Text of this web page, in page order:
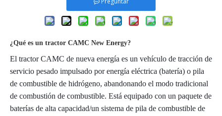
¿Qué es un tractor CAMC New Energy?
El tractor CAMC de nueva energía es un vehículo de tracción de
servicio pesado impulsado por energía eléctrica (batería) o pila
de combustible de hidrógeno, abandonando el modo tradicional
de combustión de combustible. Está equipado con un paquete de
baterías de alta capacidad/un sistema de pila de combustible de